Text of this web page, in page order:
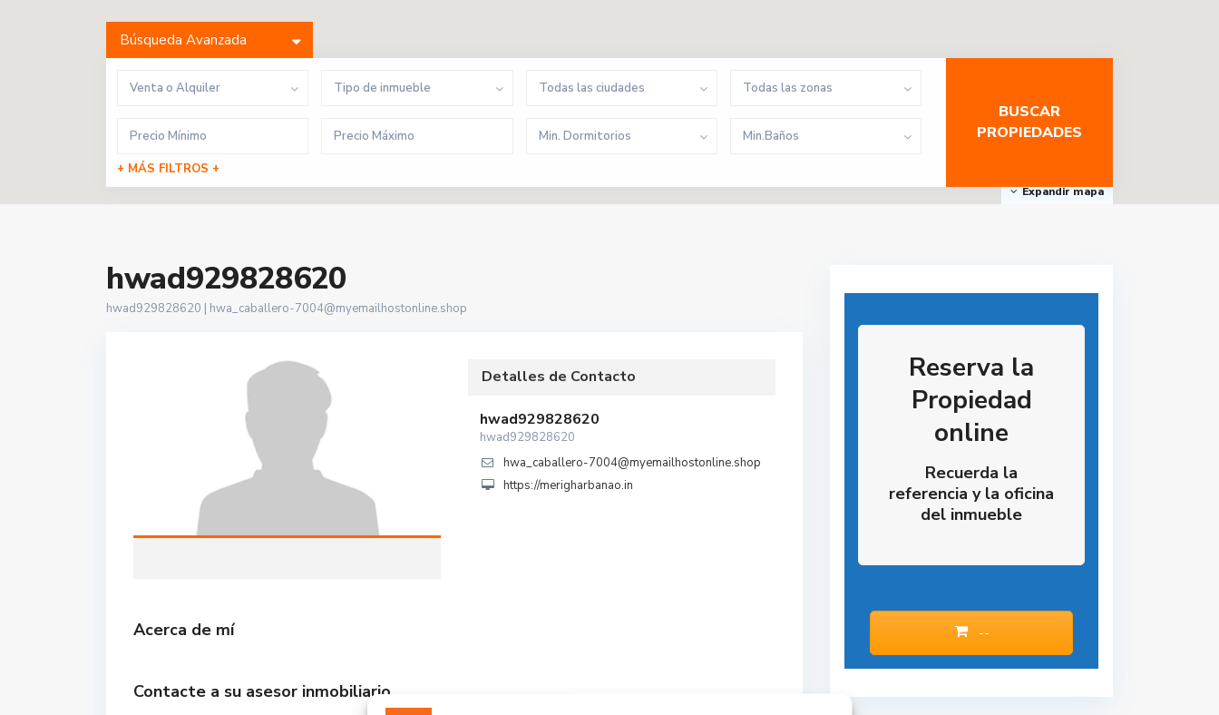
Expandir mapa
Búsqueda Avanzada
Venta o Alquiler Tipo de inmueble Todas las ciudades Todas las zonas
Min. Dormitorios
Min.Baños
+ MÁS FILTROS +
hwad929828620
hwad929828620 | hwa_caballero-7004@myemailhostonline.shop
Detalles de Contacto
hwad929828620
hwad929828620
hwa_caballero-7004@myemailhostonline.shop
https://merigharbanao.in
Acerca de mí
Contacte a su asesor inmobiliario
Reserva la
Propiedad
online
Recuerda la
referencia y la oficina
del inmueble
--